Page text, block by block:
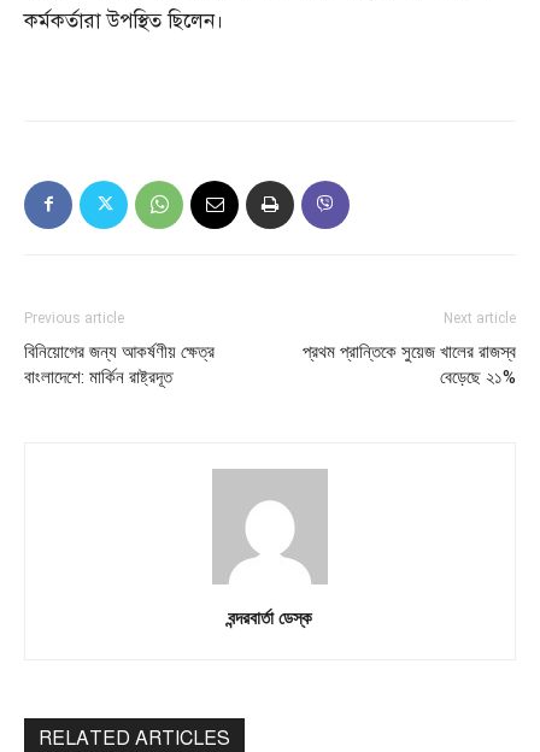
কর্মকর্তারা উপস্থিত ছিলেন।
Previous article
বিনিয়োগের জন্য আকর্ষণীয় ক্ষেত্র
বাংলাদেশে: মার্কিন রাষ্ট্রদূত
Next article
প্রথম প্রান্তিকে সুয়েজ খালের রাজস্ব
বেড়েছে ২১%
বন্দরবার্তা ডেস্ক
RELATED ARTICLES